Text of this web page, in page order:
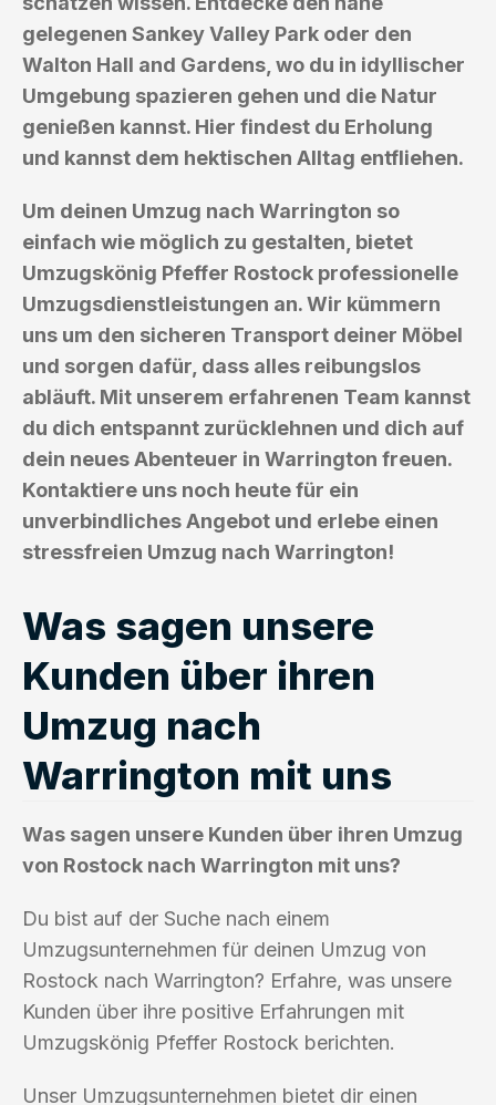
gelegenen Sankey Valley Park oder den
Walton Hall and Gardens, wo du in idyllischer
Umgebung spazieren gehen und die Natur
genießen kannst. Hier findest du Erholung
und kannst dem hektischen Alltag entfliehen.
Um deinen Umzug nach Warrington so
einfach wie möglich zu gestalten, bietet
Umzugskönig Pfeffer Rostock professionelle
Umzugsdienstleistungen an. Wir kümmern
uns um den sicheren Transport deiner Möbel
und sorgen dafür, dass alles reibungslos
abläuft. Mit unserem erfahrenen Team kannst
du dich entspannt zurücklehnen und dich auf
dein neues Abenteuer in Warrington freuen.
Kontaktiere uns noch heute für ein
unverbindliches Angebot und erlebe einen
stressfreien Umzug nach Warrington!
Was sagen unsere
Kunden über ihren
Umzug nach
Warrington mit uns
Was sagen unsere Kunden über ihren Umzug
von Rostock nach Warrington mit uns?
Du bist auf der Suche nach einem
Umzugsunternehmen für deinen Umzug von
Rostock nach Warrington? Erfahre, was unsere
Kunden über ihre positive Erfahrungen mit
Umzugskönig Pfeffer Rostock berichten.
Unser Umzugsunternehmen bietet dir einen